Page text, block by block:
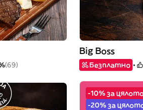
(69)
Big Boss
Безплатно
-10% за
-20% за